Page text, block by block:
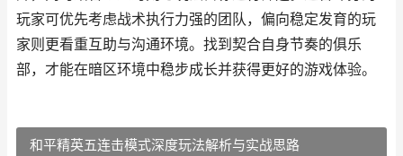
玩家可优先考虑战术执行力强的团队，偏向稳定发育的玩
家则更看重互助与沟通环境。找到契合自身节奏的俱乐
部，才能在暗区环境中稳步成长并获得更好的游戏体验。
和平精英五连击模式深度玩法解析与实战思路